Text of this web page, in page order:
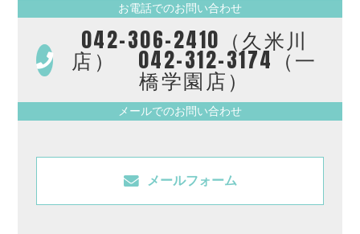
お電話でのお問い合わせ
042-306-2410（久米川
店） 042-312-3174（一
橋学園店）
メールでのお問い合わせ
メールフォーム